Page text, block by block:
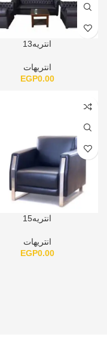
انتريه13
انتريهات
EGP0.00
انتريه15
انتريهات
EGP0.00